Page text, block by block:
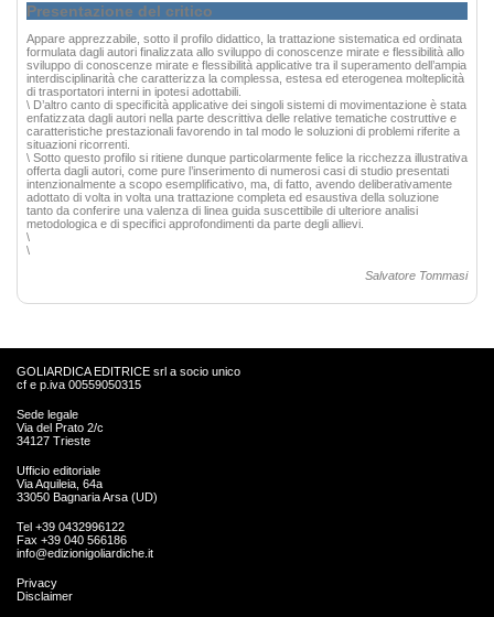
Presentazione del critico
Appare apprezzabile, sotto il profilo didattico, la trattazione sistematica ed ordinata
formulata dagli autori finalizzata allo sviluppo di conoscenze mirate e flessibilità allo
sviluppo di conoscenze mirate e flessibilità applicative tra il superamento dell’ampia
interdisciplinarità che caratterizza la complessa, estesa ed eterogenea molteplicità
di trasportatori interni in ipotesi adottabili.
\ D’altro canto di specificità applicative dei singoli sistemi di movimentazione è stata
enfatizzata dagli autori nella parte descrittiva delle relative tematiche costruttive e
caratteristiche prestazionali favorendo in tal modo le soluzioni di problemi riferite a
situazioni ricorrenti.
\ Sotto questo profilo si ritiene dunque particolarmente felice la ricchezza illustrativa
offerta dagli autori, come pure l’inserimento di numerosi casi di studio presentati
intenzionalmente a scopo esemplificativo, ma, di fatto, avendo deliberativamente
adottato di volta in volta una trattazione completa ed esaustiva della soluzione
tanto da conferire una valenza di linea guida suscettibile di ulteriore analisi
metodologica e di specifici approfondimenti da parte degli allievi.
\
\
Salvatore Tommasi
GOLIARDICA EDITRICE srl a socio unico
cf e p.iva 00559050315
Sede legale
Via del Prato 2/c
34127 Trieste
Ufficio editoriale
Via Aquileia, 64a
33050 Bagnaria Arsa (UD)
Tel +39 0432996122
Fax +39 040 566186
info@edizionigoliardiche.it
Privacy
Disclaimer